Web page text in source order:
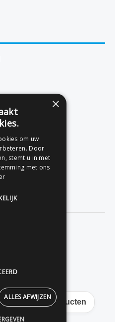
op veel producten
×
om uw
Door
stemt u in met
met ons
ALLES AFWIJZEN